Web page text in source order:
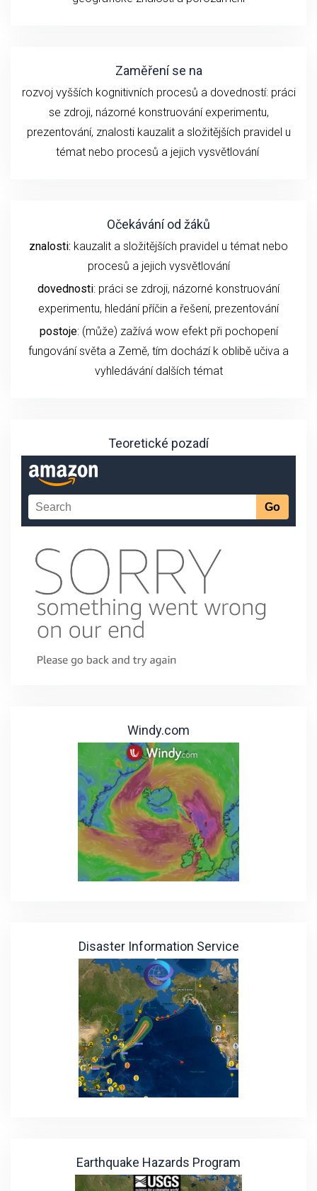
Zaměření se na
rozvoj vyšších kognitivních procesů a dovedností: práci
se zdroji, názorné konstruování experimentu,
prezentování, znalostikauzalit a složitějších pravidel u
témat nebo procesů a jejich vysvětlování
Očekávání od žáků
znalosti: kauzalit a složitějších pravidel u témat nebo
procesů a jejich vysvětlování
dovednosti: práci se zdroji, názorné konstruování
experimentu, hledání příčin a řešení, prezentování
postoje: (může) zažívá wow efekt při pochopení
fungování světa a Země, tím dochází k oblibě učiva a
vyhledávání dalších témat
Teoretické pozadí
Windy.com
Disaster Information Service
Earthquake Hazards Program